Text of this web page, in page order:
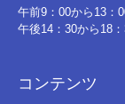
午前9：00から13：
午後14：30から18
コンテンツ